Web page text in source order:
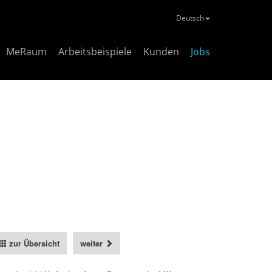
MeRaum Arbeitsbeispiele Kunden Jobs
Deutsch
zur Übersicht weiter